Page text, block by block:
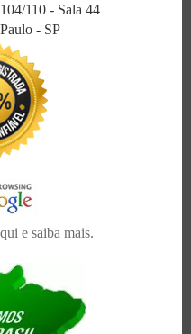
110 - Sala 44
- SP
e saiba mais.